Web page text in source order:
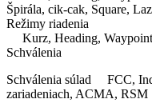
Špirála, cik-cak, Square,
Režimy riadenia
Kurz, Heading,
Schválenia
Schválenia súlad FCC,
zariadeniach, ACMA, RSM